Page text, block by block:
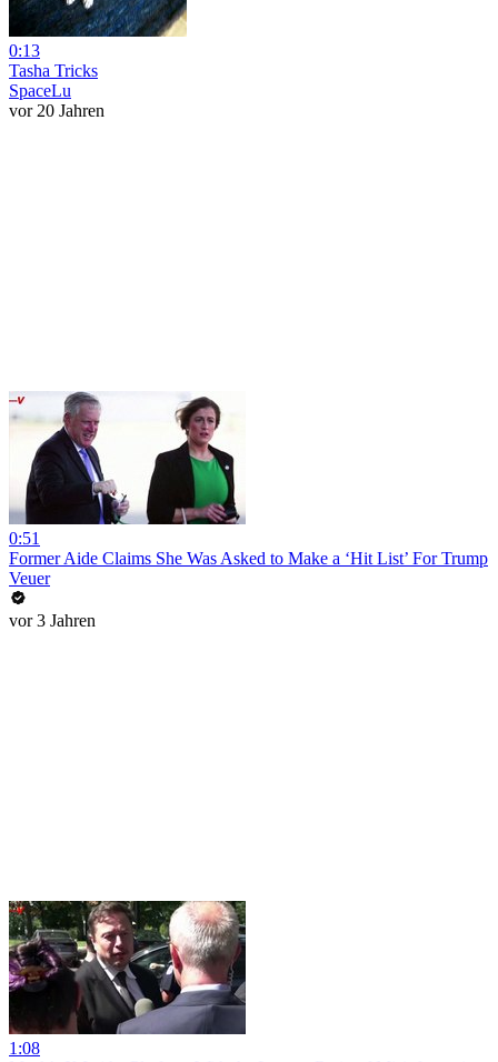
0:13
Tasha Tricks
SpaceLu
vor 20 Jahren
0:51
Former Aide Claims She Was Asked to Make a ‘Hit List’ For Trump
Veuer
vor 3 Jahren
1:08